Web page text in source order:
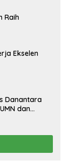
Raih
Ekselen
Danantara
dan